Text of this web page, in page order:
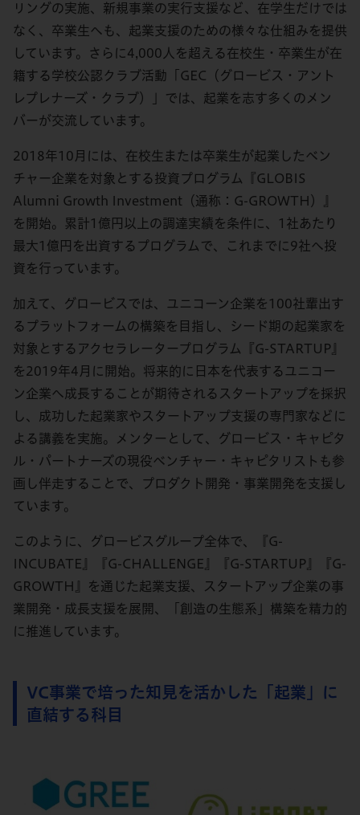
リングの実施、新規事業の実行支援など、在学生だけでは
なく、卒業生へも、起業支援のための様々な仕組みを提供
しています。さらに4,000人を超える在校生・卒業生が在
籍する学校公認クラブ活動「GEC（グロービス・アント
レプレナーズ・クラブ）」では、起業を志す多くのメン
バーが交流しています。
2018年10月には、在校生または卒業生が起業したベン
チャー企業を対象とする投資プログラム『GLOBIS
Alumni Growth Investment（通称：G-GROWTH）』
を開始。累計1億円以上の調達実績を条件に、1社あたり
最大1億円を出資するプログラムで、これまでに9社へ投
資を行っています。
加えて、グロービスでは、ユニコーン企業を100社輩出す
るプラットフォームの構築を目指し、シード期の起業家を
対象とするアクセラレータープログラム『G-STARTUP』
を2019年4月に開始。将来的に日本を代表するユニコー
ン企業へ成長することが期待されるスタートアップを採択
し、成功した起業家やスタートアップ支援の専門家などに
よる講義を実施。メンターとして、グロービス・キャピタ
ル・パートナーズの現役ベンチャー・キャピタリストも参
画し伴走することで、プロダクト開発・事業開発を支援し
ています。
このように、グロービスグループ全体で、『G-
INCUBATE』『G-CHALLENGE』『G-STARTUP』『G-
GROWTH』を通じた起業支援、スタートアップ企業の事
業開発・成長支援を展開、「創造の生態系」構築を精力的
に推進しています。
VC事業で培った知見を活かした「起業」に
直結する科目